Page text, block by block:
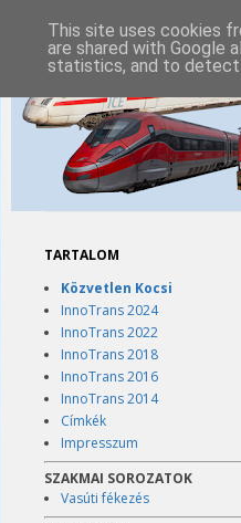
TARTALOM
Közvetlen Kocsi
InnoTrans 2024
InnoTrans 2022
InnoTrans 2018
InnoTrans 2016
InnoTrans 2014
Címkék
Impresszum
SZAKMAI SOROZATOK
Vasúti fékezés
This site uses cookies
are shared with Google
statistics, and to detect